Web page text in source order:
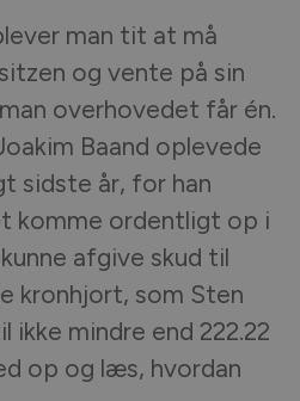
man tit at må
og vente på sin
overhovedet får én.
Baand oplevede
sidste år, for han
komme ordentligt op i
afgive skud til
kronhjort, som Sten
ikke mindre end 222.22
op og læs, hvordan